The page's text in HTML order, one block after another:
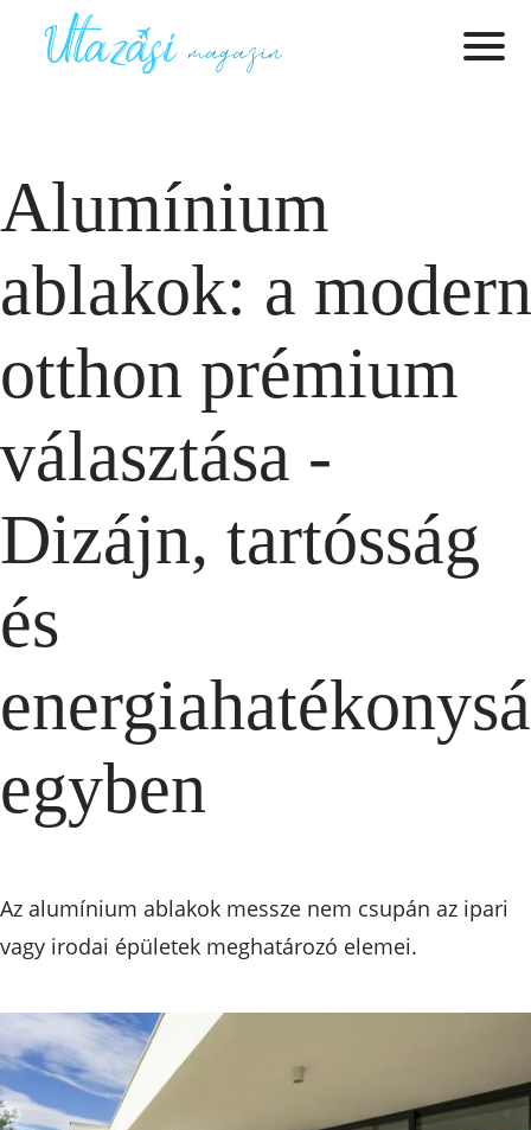
Alumínium
ablakok: a modern
otthon prémium
választása -
Dizájn, tartósság
és
egyben
Az alumínium ablakok messze nem csupán az ipari
vagy irodai épületek meghatározó elemei.